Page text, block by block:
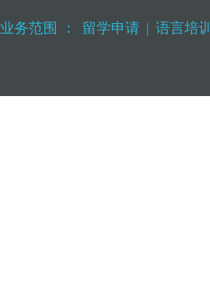
业务范围 ： 留学申请 | 语言培训